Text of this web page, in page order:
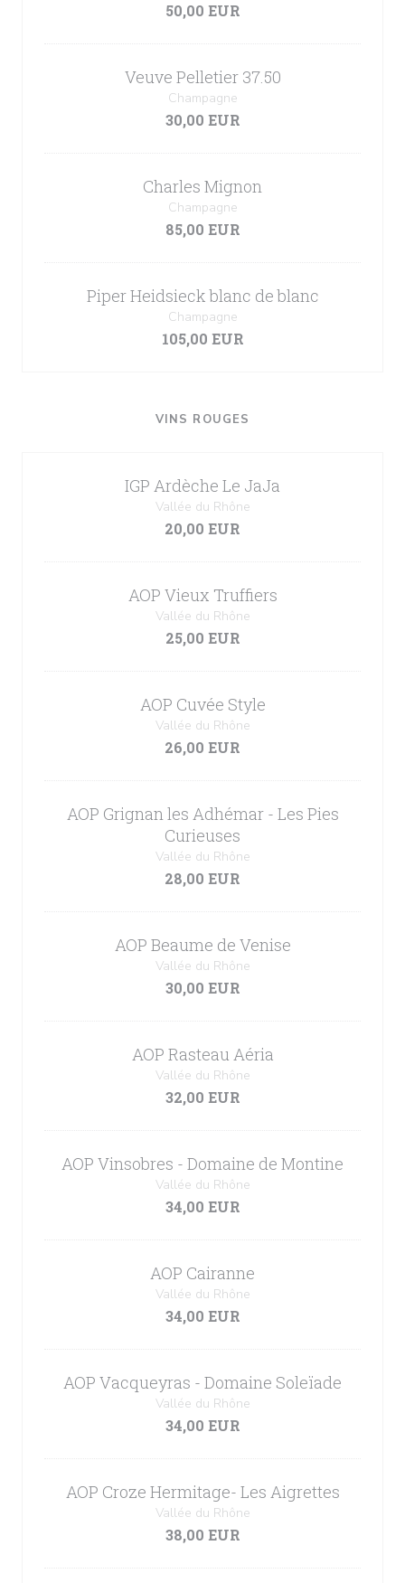
50,00 EUR
Veuve Pelletier 37.50
Champagne
30,00 EUR
Charles Mignon
Champagne
85,00 EUR
Piper Heidsieck blanc de blanc
Champagne
105,00 EUR
VINS ROUGES
IGP Ardèche Le JaJa
Vallée du Rhône
20,00 EUR
AOP Vieux Truffiers
Vallée du Rhône
25,00 EUR
AOP Cuvée Style
Vallée du Rhône
26,00 EUR
AOP Grignan les Adhémar - Les Pies
Curieuses
Vallée du Rhône
28,00 EUR
AOP Beaume de Venise
Vallée du Rhône
30,00 EUR
AOP Rasteau Aéria
Vallée du Rhône
32,00 EUR
AOP Vinsobres - Domaine de Montine
Vallée du Rhône
34,00 EUR
AOP Cairanne
Vallée du Rhône
34,00 EUR
AOP Vacqueyras - Domaine Soleïade
Vallée du Rhône
34,00 EUR
AOP Croze Hermitage- Les Aigrettes
Vallée du Rhône
38,00 EUR